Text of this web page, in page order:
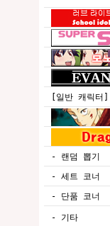
[일반 캐릭터]
- 랜덤 뽑기
- 세트 코너
- 단품 코너
- 기타